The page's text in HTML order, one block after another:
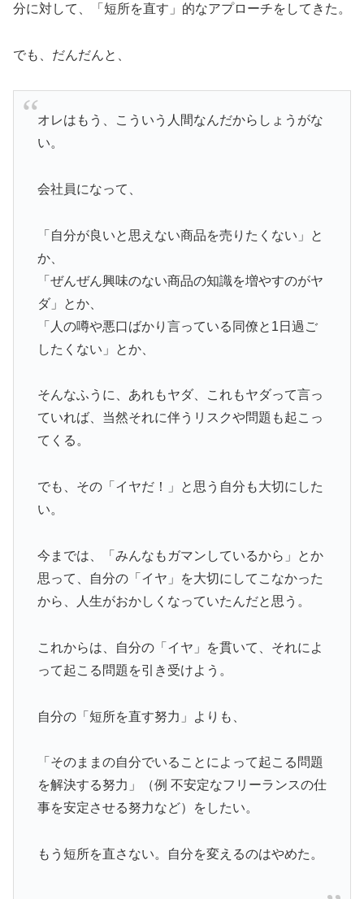
分に対して、「短所を直す」的なアプローチをしてきた。
でも、だんだんと、
オレはもう、こういう人間なんだからしょうがな
い。
会社員になって、
「自分が良いと思えない商品を売りたくない」と
か、
「ぜんぜん興味のない商品の知識を増やすのがヤ
ダ」とか、
「人の噂や悪口ばかり言っている同僚と1日過ご
したくない」とか、
そんなふうに、あれもヤダ、これもヤダって言っ
ていれば、当然それに伴うリスクや問題も起こっ
てくる。
でも、その「イヤだ！」と思う自分も大切にした
い。
今までは、「みんなもガマンしているから」とか
思って、自分の「イヤ」を大切にしてこなかった
から、人生がおかしくなっていたんだと思う。
これからは、自分の「イヤ」を貫いて、それによ
って起こる問題を引き受けよう。
自分の「短所を直す努力」よりも、
「そのままの自分でいることによって起こる問題
を解決する努力」（例 不安定なフリーランスの仕
事を安定させる努力など）をしたい。
もう短所を直さない。自分を変えるのはやめた。